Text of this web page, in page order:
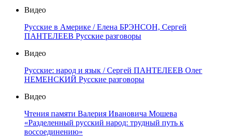
Видео
Русские в Америке / Елена БРЭНСОН, Сергей
ПАНТЕЛЕЕВ Русские разговоры
Видео
Русские: народ и язык / Сергей ПАНТЕЛЕЕВ Олег
НЕМЕНСКИЙ Русские разговоры
Видео
Чтения памяти Валерия Ивановича Мошева
«Разделенный русский народ: трудный путь к
воссоединению»